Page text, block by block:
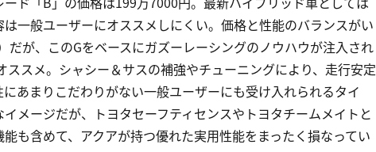
一般ユーザーにオススメしにくい。価格と性能のバランスがい
だが、このGをベースにガズーレーシングのノウハウが注入され
ススメ。シャシー＆サスの補強やチューニングにより、走行安定
あまりこだわりがない一般ユーザーにも受け入れられるタイ
メージだが、トヨタセーフティセンスやトヨタチームメイトと
も含めて、アクアが持つ優れた実用性能をまったく損なってい